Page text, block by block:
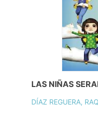
LAS NIÑAS
DÍAZ REGUERA,